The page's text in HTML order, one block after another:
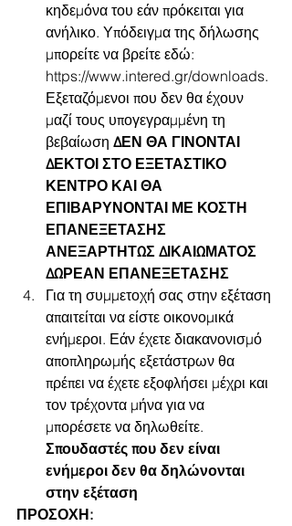
κηδεμόνα του εάν πρόκειται για
ανήλικο. Υπόδειγμα της δήλωσης
μπορείτε να βρείτε εδώ:
https://www.intered.gr/downloads.
Εξεταζόμενοι που δεν θα έχουν
μαζί τους υπογεγραμμένη τη
βεβαίωση ΔΕΝ ΘΑ ΓΙΝΟΝΤΑΙ
ΔΕΚΤΟΙ ΣΤΟ ΕΞΕΤΑΣΤΙΚΟ
ΚΕΝΤΡΟ ΚΑΙ ΘΑ
ΕΠΙΒΑΡΥΝΟΝΤΑΙ ΜΕ ΚΟΣΤΗ
ΕΠΑΝΕΞΕΤΑΣΗΣ
ΑΝΕΞΑΡΤΗΤΩΣ ΔΙΚΑΙΩΜΑΤΟΣ
ΔΩΡΕΑΝ ΕΠΑΝΕΞΕΤΑΣΗΣ
Για τη συμμετοχή σας στην εξέταση
απαιτείται να είστε οικονομικά
ενήμεροι. Εάν έχετε διακανονισμό
αποπληρωμής εξετάστρων θα
πρέπει να έχετε εξοφλήσει μέχρι και
τον τρέχοντα μήνα για να
μπορέσετε να δηλωθείτε.
Σπουδαστές που δεν είναι
ενήμεροι δεν θα δηλώνονται
στην εξέταση
ΠΡΟΣΟΧΗ: